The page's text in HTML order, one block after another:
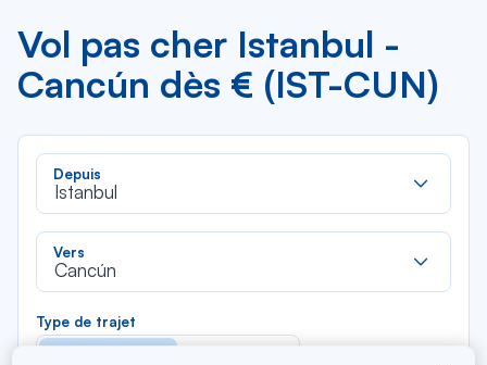
Vol pas cher Istanbul -
Cancún dès € (IST-CUN)
Depuis
Istanbul
Vers
Cancún
Type de trajet